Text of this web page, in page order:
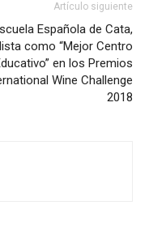
Artículo siguiente
Española de Cata,
como “Mejor Centro
en los Premios
Wine Challenge
2018